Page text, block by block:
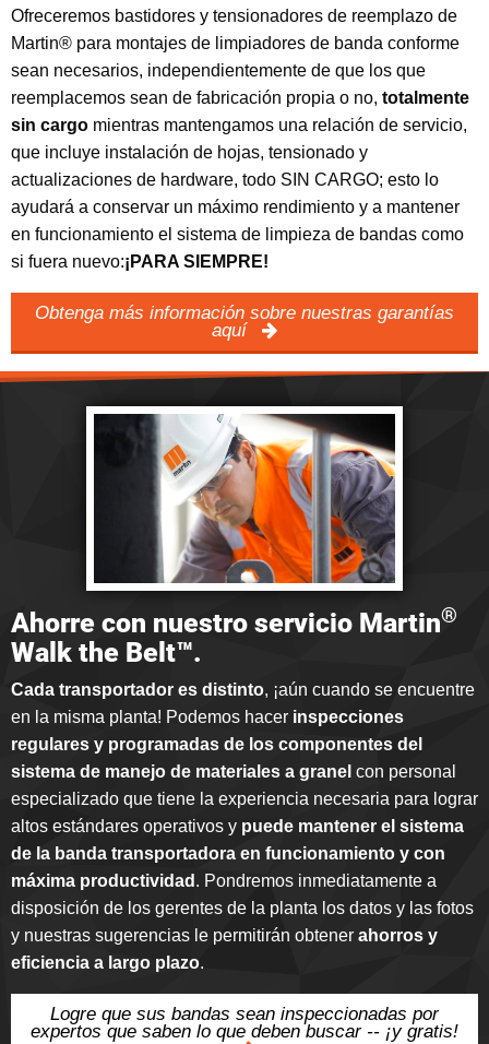
Ofreceremos bastidores y tensionadores de reemplazo de
Martin® para montajes de limpiadores de banda conforme
sean necesarios, independientemente de que los que
reemplacemos sean de fabricación propia o no, totalmente
sin cargo mientras mantengamos una relación de servicio,
que incluye instalación de hojas, tensionado y
actualizaciones de hardware, todo SIN CARGO; esto lo
ayudará a conservar un máximo rendimiento y a mantener
en funcionamiento el sistema de limpieza de bandas como
si fuera nuevo:¡PARA SIEMPRE!
Obtenga más información sobre nuestras garantías
aquí
Ahorre con nuestro servicio Martin®
Walk the Belt™.
Cada transportador es distinto, ¡aún cuando se encuentre
en la misma planta! Podemos hacer inspecciones
regulares y programadas de los componentes del
sistema de manejo de materiales a granel con personal
especializado que tiene la experiencia necesaria para lograr
altos estándares operativos y puede mantener el sistema
de la banda transportadora en funcionamiento y con
máxima productividad . Pondremos inmediatamente a
disposición de los gerentes de la planta los datos y las fotos
y nuestras sugerencias le permitirán obtener ahorros y
eficiencia a largo plazo.
Logre que sus bandas sean inspeccionadas por
expertos que saben lo que deben buscar -- ¡y gratis!